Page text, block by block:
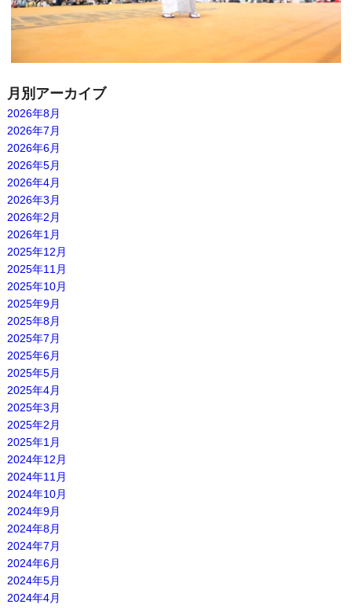
月別アーカイブ
2026年8月
2026年7月
2026年6月
2026年5月
2026年4月
2026年3月
2026年2月
2026年1月
2025年12月
2025年11月
2025年10月
2025年9月
2025年8月
2025年7月
2025年6月
2025年5月
2025年4月
2025年3月
2025年2月
2025年1月
2024年12月
2024年11月
2024年10月
2024年9月
2024年8月
2024年7月
2024年6月
2024年5月
2024年4月